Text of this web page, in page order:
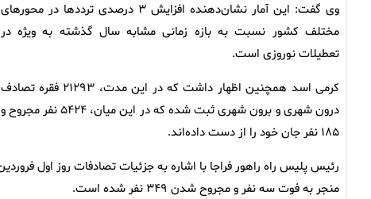
وی گفت: این آمار نشان‌دهنده افزایش ۳ درصدی ترددها در محورهای
مختلف کشور نسبت به بازه زمانی مشابه سال گذشته به ویژه در
تعطیلات نوروزی است.
کرمی اسد همچنین اظهار داشت که در این مدت، ۲۱۲۹۳ فقره تصادف
درون شهری و برون شهری ثبت شده که در این میان، ۵۴۲۴ نفر مجروح و
۱۸۵ نفر جان خود را از دست داده‌اند.
منجر به فوت سه نفر و مجروح شدن ۳۴۹ نفر شده است.